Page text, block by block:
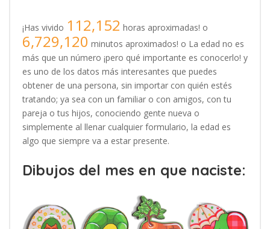
¡Has vivido 112,152 horas aproximadas! o
6,729,120 minutos aproximados! o La edad no es
más que un número ¡pero qué importante es conocerlo! y
es uno de los datos más interesantes que puedes
obtener de una persona, sin importar con quién estés
tratando; ya sea con un familiar o con amigos, con tu
pareja o tus hijos, conociendo gente nueva o
simplemente al llenar cualquier formulario, la edad es
algo que siempre va a estar presente.
Dibujos del mes en que naciste: